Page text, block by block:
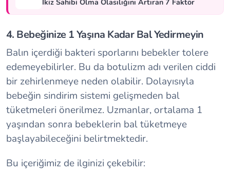
İkiz Sahibi Olma Olasılığını Artıran 7 Faktör
4. Bebeğinize 1 Yaşına Kadar Bal Yedirmeyin
Balın içerdiği bakteri sporlarını bebekler tolere
edemeyebilirler. Bu da botulizm adı verilen ciddi
bir zehirlenmeye neden olabilir. Dolayısıyla
bebeğin sindirim sistemi gelişmeden bal
tüketmeleri önerilmez. Uzmanlar, ortalama 1
yaşından sonra bebeklerin bal tüketmeye
başlayabileceğini belirtmektedir.
Bu içeriğimiz de ilginizi çekebilir: